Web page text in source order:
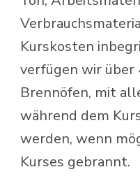
Kurskosten
verfügen wir über
Brennöfen, mit
während dem
werden, wenn
Kurses gebrannt.